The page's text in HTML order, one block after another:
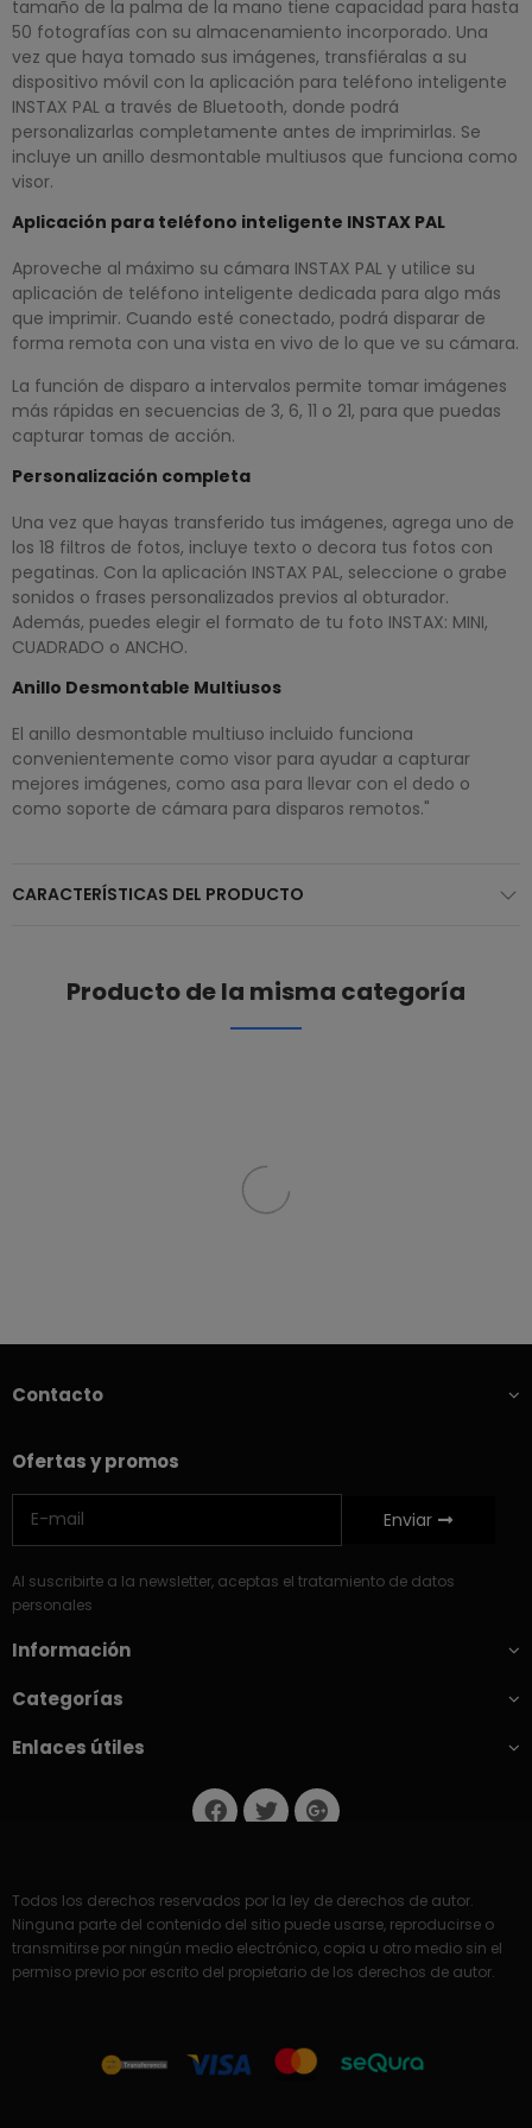
tamaño de la palma de la mano tiene capacidad para hasta
50 fotografías con su almacenamiento incorporado. Una
vez que haya tomado sus imágenes, transfiéralas a su
dispositivo móvil con la aplicación para teléfono inteligente
INSTAX PAL a través de Bluetooth, donde podrá
personalizarlas completamente antes de imprimirlas. Se
incluye un anillo desmontable multiusos que funciona como
visor.
Aplicación para teléfono inteligente INSTAX PAL
Aproveche al máximo su cámara INSTAX PAL y utilice su
aplicación de teléfono inteligente dedicada para algo más
que imprimir. Cuando esté conectado, podrá disparar de
forma remota con una vista en vivo de lo que ve su cámara.
La función de disparo a intervalos permite tomar imágenes
más rápidas en secuencias de 3, 6, 11 o 21, para que puedas
capturar tomas de acción.
Personalización completa
Una vez que hayas transferido tus imágenes, agrega uno de
los 18 filtros de fotos, incluye texto o decora tus fotos con
pegatinas. Con la aplicación INSTAX PAL, seleccione o grabe
sonidos o frases personalizados previos al obturador.
Además, puedes elegir el formato de tu foto INSTAX: MINI,
CUADRADO o ANCHO.
Anillo Desmontable Multiusos
El anillo desmontable multiuso incluido funciona
convenientemente como visor para ayudar a capturar
mejores imágenes, como asa para llevar con el dedo o
como soporte de cámara para disparos remotos."
CARACTERÍSTICAS DEL PRODUCTO
Producto de la misma categoría
Contacto
Ofertas y promos
Enviar
Al suscribirte a la newsletter, aceptas el tratamiento de datos
personales
Información
Categorías
Enlaces útiles
Todos los derechos reservados por la ley de derechos de autor.
Ninguna parte del contenido del sitio puede usarse, reproducirse o
transmitirse por ningún medio electrónico, copia u otro medio sin el
permiso previo por escrito del propietario de los derechos de autor.